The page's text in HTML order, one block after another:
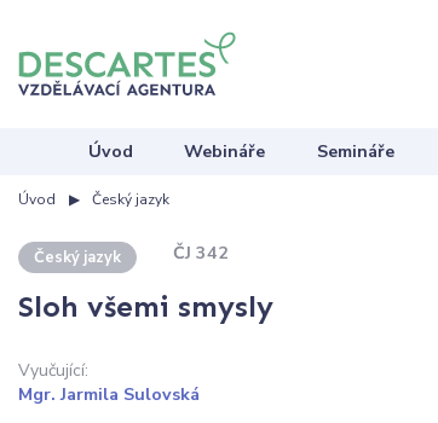
Úvod Webináře Semináře
Úvod Český jazyk
Český jazyk ČJ 342
Sloh všemi smysly
Vyučující:
Mgr. Jarmila Sulovská